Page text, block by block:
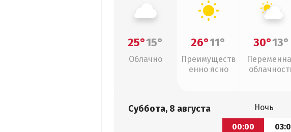
25°15°
Облачно
26°11°
Преимуществ
енно ясно
30°13°
Суббота, 8 августа Ночь
00:00